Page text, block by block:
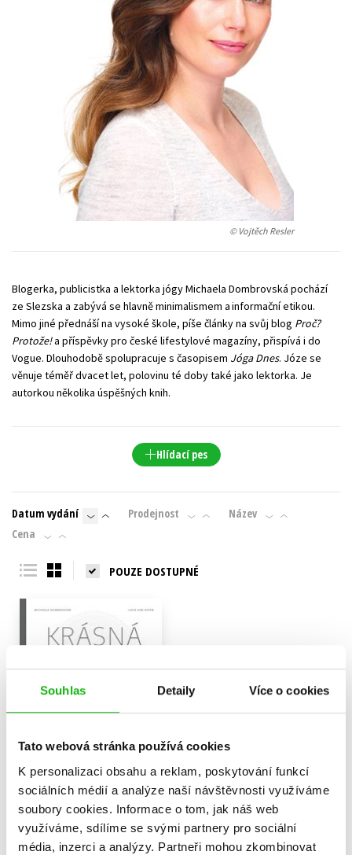
Souhlas Detaily Více o cookies
Tato webová stránka používá cookies
K personalizaci obsahu a reklam, poskytování funkcí
sociálních médií a analýze naší návštěvnosti využíváme
soubory cookies. Informace o tom, jak náš web
využíváme, sdílíme se svými partnery pro sociální
média, inzerci a analýzy. Partneři mohou zkombinovat
Zahraniční literatura Zdraví a životní styl
Všechny tituly
© Vojtěch Resler
Blogerka, publicistka a lektorka jógy Michaela Dombrovská pochází
ze Slezska a zabývá se hlavně minimalismem a informační etikou.
Mimo jiné přednáší na vysoké škole, píše články na svůj blog Proč?
Protože!a příspěvky pro české lifestylové magazíny, přispívá i do
Vogue. Dlouhodobě spolupracuje s časopisem Jóga Dnes. Józe se
věnuje téměř dvacet let, polovinu té doby také jako lektorka. Je
autorkou několika úspěšných knih.
Hlídací pes
Datum vydání Prodejnost
Název
Cena
POUZE DOSTUPNÉ
Krásná tvář
Lucie van Koten
Michaela Dombrovská